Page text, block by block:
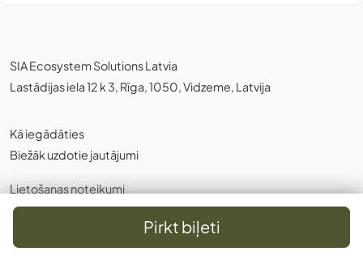
Pirkt biļeti
SIA Ecosystem Solutions Latvia
Lastādijas iela 12 k 3, Rīga, 1050, Vidzeme, Latvija
Kā iegādāties
Biežāk uzdotie jautājumi
Lietošanas noteikumi
Privātuma politika,Sīkdatnes